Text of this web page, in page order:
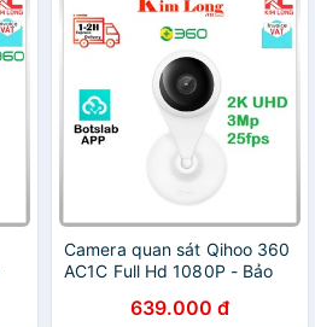
Camera quan sát Qihoo 360
AC1C Full Hd 1080P - Bảo
639.000 đ